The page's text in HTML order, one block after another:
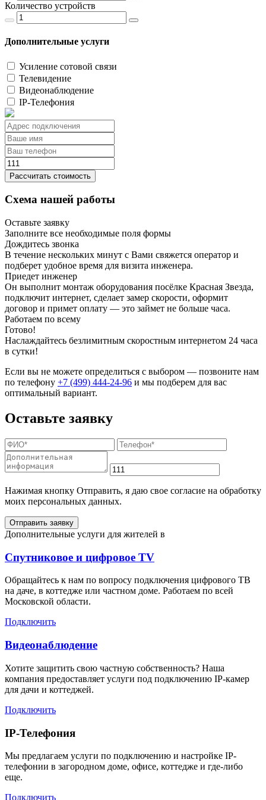
Количество устройств
Дополнительные услуги
Усиление сотовой связи
Телевидение
Видеонаблюдение
IP-Телефония
Рассчитать стоимость
Схема нашей работы
Оставьте заявку
Заполните все необходимые поля формы
Дождитесь звонка
В течение нескольких минут с Вами свяжется оператор и
подберет удобное время для визита инженера.
Приедет инженер
Он выполнит монтаж оборудования посёлке Красная Звезда,
подключит интернет, сделает замер скорости, оформит
договор и примет оплату — это займет не больше часа.
Работаем по всему
Готово!
Наслаждайтесь безлимитным скоростным интернетом 24 часа
в сутки!
Если вы не можете определиться с выбором — позвоните нам
по телефону +7 (499) 444-24-96 и мы подберем для вас
оптимальный вариант.
Оставьте заявку
Нажимая кнопку Отправить, я даю свое согласие на обработку
моих персональных данных.
Отправить заявку
Дополнительные услуги для жителей в
Спутниковое и цифровое TV
Обращайтесь к нам по вопросу подключения цифрового ТВ
на даче, в коттедже или частном доме. Работаем по всей
Московской области.
Подключить
Видеонаблюдение
Хотите защитить свою частную собственность? Наша
компания предоставляет услуги под подключению IP-камер
для дачи и коттеджей.
Подключить
IP-Телефония
Мы предлагаем услуги по подключению и настройке IP-
телефонии в загородном доме, офисе, коттедже и где-либо
еще.
Подключить